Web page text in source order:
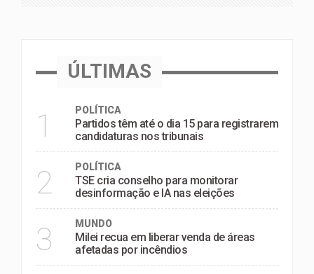
ÚLTIMAS
1 POLÍTICA
Partidos têm até o dia 15 para registrarem
candidaturas nos tribunais
2 POLÍTICA
TSE cria conselho para monitorar
desinformação e IA nas eleições
3 MUNDO
Milei recua em liberar venda de áreas
afetadas por incêndios